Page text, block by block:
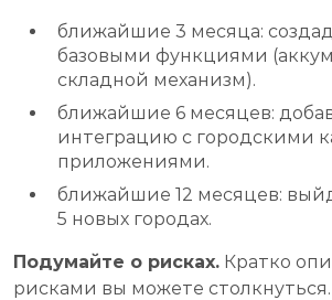
ближайшие 3 месяца:
базовыми функциями
складной механизм).
ближайшие 6 месяцев:
интеграцию с городскими
приложениями.
ближайшие 12 месяцев:
5 новых городах.
Подумайте о рисках. Кратко
рисками вы можете